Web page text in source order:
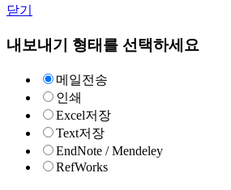
닫기
내보내기 형태를 선택하세요
메일전송
인쇄
Excel저장
Text저장
EndNote / Mendeley
RefWorks